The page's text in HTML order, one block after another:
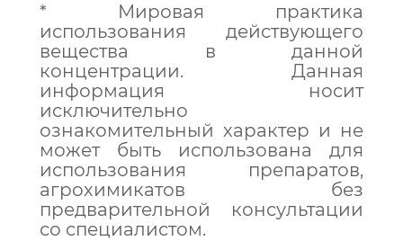
* Мировая практика
использования действующего
вещества в данной
концентрации. Данная
информация носит
исключительно
ознакомительный характер и не
может быть использована для
использования препаратов,
агрохимикатов без
предварительной консультации
со специалистом.